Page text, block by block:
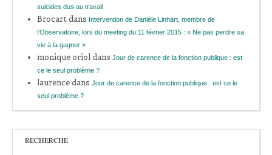
suicides dus au travail
Brocartdans Intervention de Danièle Linhart, membre de
l’Observatoire, lors du meeting du 11 février 2015 : « Ne pas perdre sa
vie à la gagner »
monique orioldans Jour de carence de la fonction publique : est
ce le seul problème ?
laurencedans Jour de carence de la fonction publique : est ce le
seul problème ?
RECHERCHE